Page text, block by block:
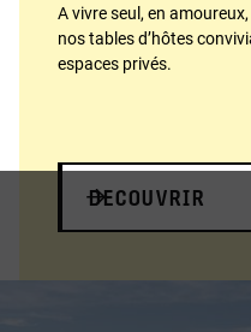
A vivre seul, en
nos tables d’hôtes
espaces privés.
DECOUVRIR